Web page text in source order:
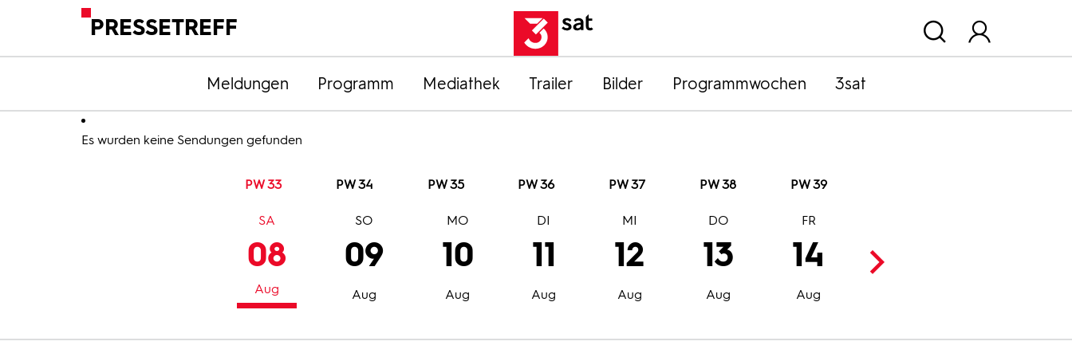
PRESSETREFF
Meldungen Programm Mediathek Trailer Bilder Programmwochen 3sat
Es wurden keine Sendungen gefunden
PW 33 PW 34 PW 35 PW 36 PW 37 PW 38 PW 39
08
Aug
SA
09
Aug
SO
10
Aug
MO
11
Aug
DI
12
Aug
MI
13
Aug
DO
14
Aug
FR
15